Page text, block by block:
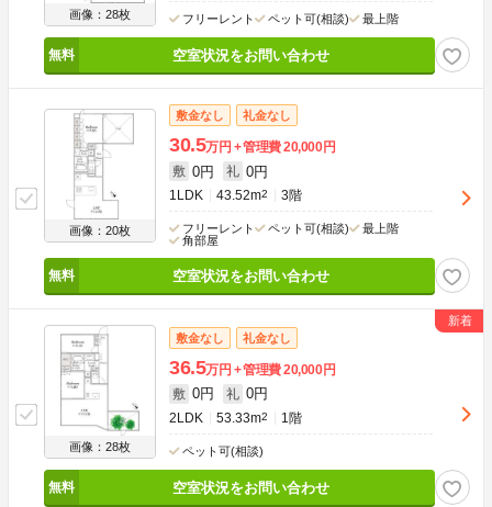
画像：28枚 フリーレント ペット可(相談) 最上階
空室状況をお問い合わせ
画像：20枚
敷金なし 礼金なし
30.5万円 管理費20,000円
敷 0円 礼 0円
1LDK 43.52m2 3階
フリーレント ペット可(相談)
最上階
角部屋
空室状況をお問い合わせ
画像：28枚
敷金なし 礼金なし
36.5万円 管理費20,000円
敷 0円 礼 0円
2LDK 53.33m2 1階
ペット可(相談)
空室状況をお問い合わせ